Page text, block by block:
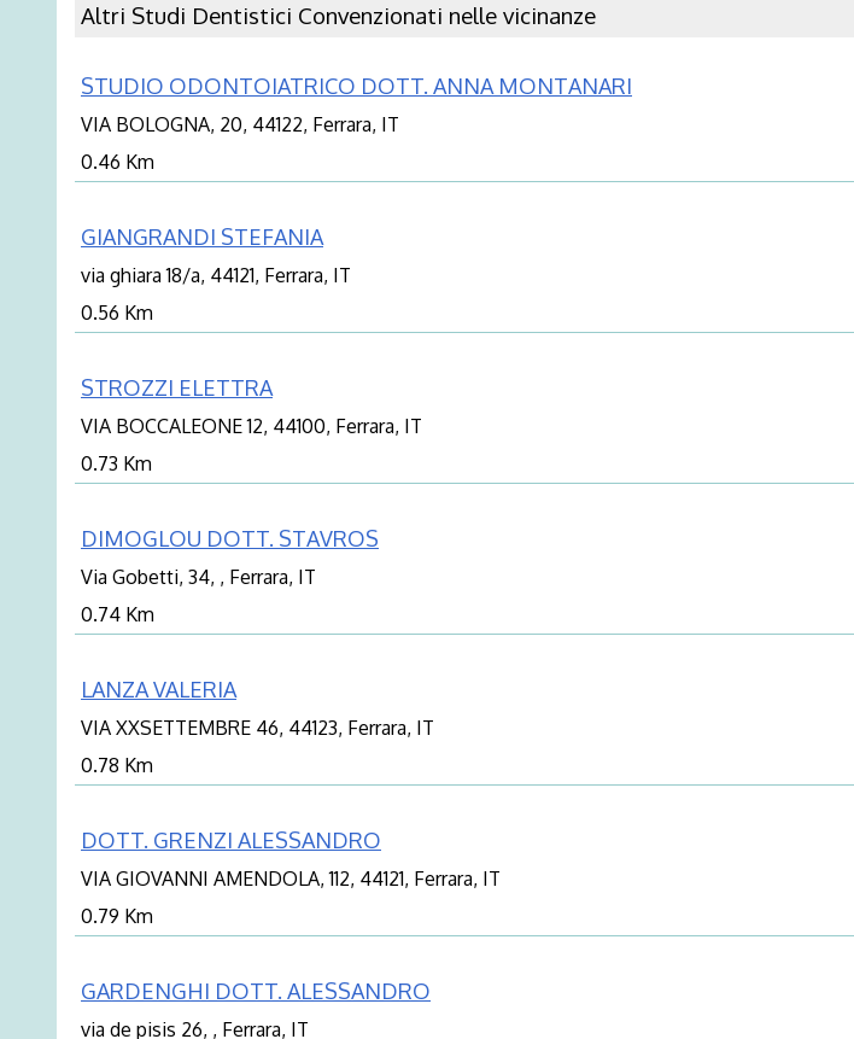
Altri Studi Dentistici Convenzionati nelle vicinanze
STUDIO ODONTOIATRICO DOTT. ANNA MONTANARI
VIA BOLOGNA, 20, 44122, Ferrara, IT
0.46 Km
GIANGRANDI STEFANIA
via ghiara 18/a, 44121, Ferrara, IT
0.56 Km
STROZZI ELETTRA
VIA BOCCALEONE 12, 44100, Ferrara, IT
0.73 Km
DIMOGLOU DOTT. STAVROS
Via Gobetti, 34, , Ferrara, IT
0.74 Km
LANZA VALERIA
VIA XXSETTEMBRE 46, 44123, Ferrara, IT
0.78 Km
DOTT. GRENZI ALESSANDRO
VIA GIOVANNI AMENDOLA, 112, 44121, Ferrara, IT
0.79 Km
GARDENGHI DOTT. ALESSANDRO
via de pisis 26, , Ferrara, IT